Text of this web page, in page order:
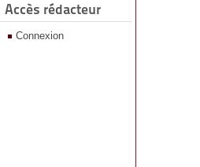
Accès rédacteur
Connexion